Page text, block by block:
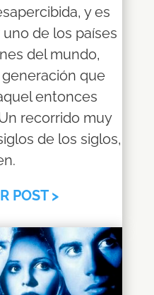
y es
de los países
del mundo,
que
entonces
recorrido muy
de los siglos,
POST >